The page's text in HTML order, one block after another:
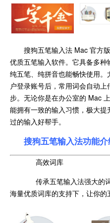
搜狗五笔输入法 Mac 官方
优质五笔输入软件。它具备多种
纯五笔、纯拼音也能畅快使用
户登录账号后，常用词会自动
步。无论你是在办公室的 Mac
能拥有一致的输入习惯，极大
过的输入好帮手。
搜狗五笔输入法功能
高效词库
传承五笔输入法强大的
海量优质词库的支持下，让你的